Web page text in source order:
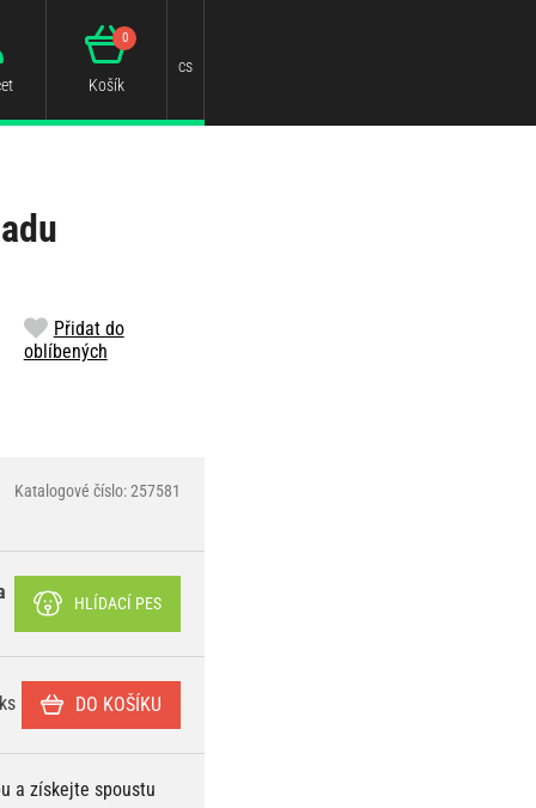
Košík
0
cs
Přidat do
oblíbených
Katalogové číslo: 257581
HLÍDACÍ PES
DO KOŠÍKU
a získejte spoustu